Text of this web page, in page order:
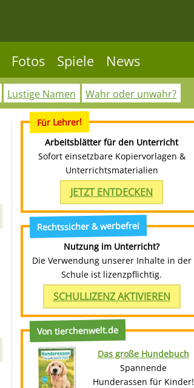
Fotos Spiele News
Lustige Namen Wahr oder unwahr?
Für Lehrer!
Arbeitsblätter für den Unterricht
Sofort einsetzbare Kopiervorlagen &
Unterrichtsmaterialien
JETZT ENTDECKEN
Rechtssicher & werbefrei
Nutzung im Unterricht?
Die Verwendung unserer Inhalte in der
Schule ist lizenzpflichtig.
SCHULLIZENZ AKTIVIEREN
Von tierchenwelt.de
Das große Hundebuch
Spannende
Hunderassen für Kinder!